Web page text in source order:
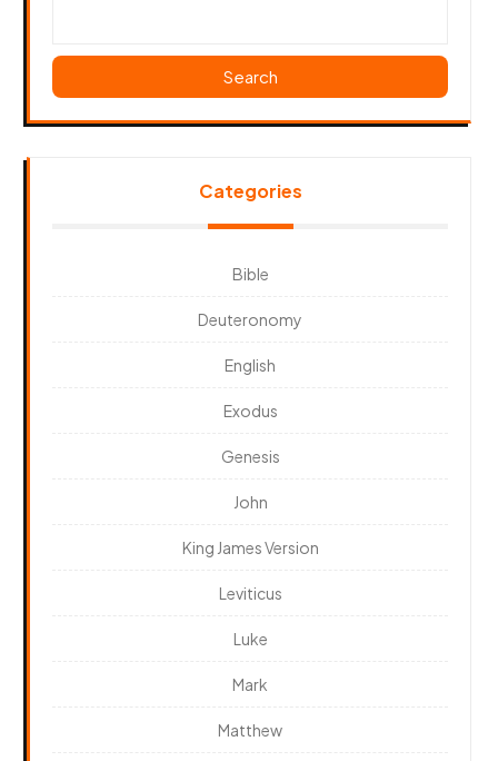
Search
Categories
Bible
Deuteronomy
English
Exodus
Genesis
John
King James Version
Leviticus
Luke
Mark
Matthew